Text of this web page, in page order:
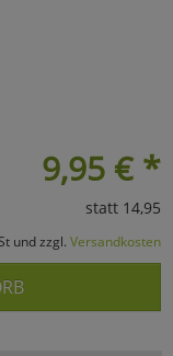
9,95 € *
statt 14,95
und zzgl. Versandkosten